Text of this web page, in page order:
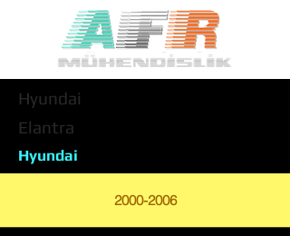
Hyundai
Elantra
Hyundai
2000-2006